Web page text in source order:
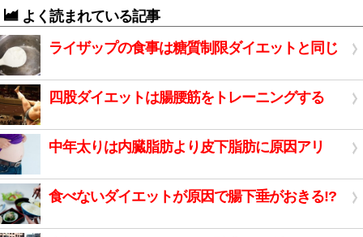
よく読まれている記事
ライザップの食事は糖質制限ダイエットと同じ
四股ダイエットは腸腰筋をトレーニングする
中年太りは内臓脂肪より皮下脂肪に原因アリ
食べないダイエットが原因で腸下垂がおきる!?